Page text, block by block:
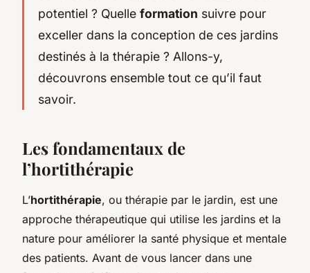
potentiel ? Quelle formation suivre pour
exceller dans la conception de ces jardins
destinés à la thérapie ? Allons-y,
découvrons ensemble tout ce qu’il faut
savoir.
Les fondamentaux de
l’hortithérapie
L’hortithérapie, ou thérapie par le jardin, est une
approche thérapeutique qui utilise les jardins et la
nature pour améliorer la santé physique et mentale
des patients. Avant de vous lancer dans une